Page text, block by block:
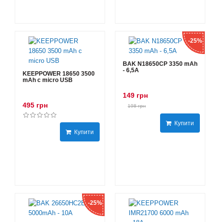
KEEPPOWER 18650 3500
mAh с micro USB
495 грн
Купити
-25%
BAK N18650CP 3350 mAh
- 6,5А
149 грн
198 грн
Купити
-25%